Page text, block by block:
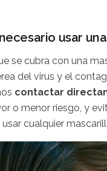
usar
se cubra con una
del virus y el
contactar
o menor riesgo, y
cualquier